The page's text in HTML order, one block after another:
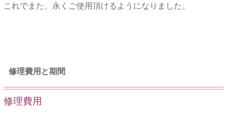
これでまた、永くご使用頂けるようになりました。
修理費用と期間
修理費用